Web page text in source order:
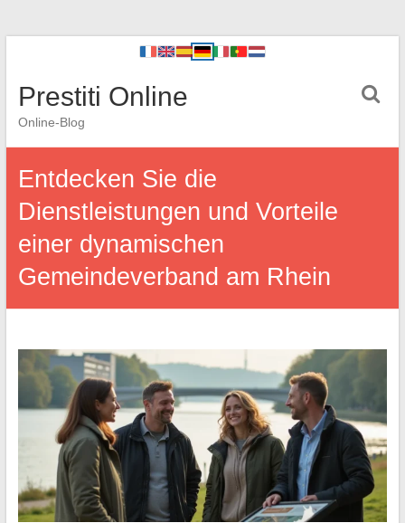
Prestiti Online
Online-Blog
Entdecken Sie die
Dienstleistungen und Vorteile
einer dynamischen
Gemeindeverband am Rhein